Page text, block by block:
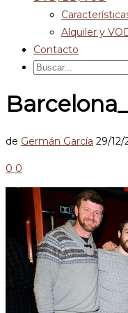
Alquiler y
Contacto
de Germán García 29/12/
0 0